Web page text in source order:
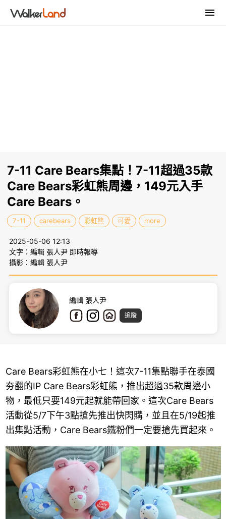
7-11 Care Bears集點！7-11超過35款
Care Bears彩虹熊周邊，149元入手
Care Bears。
7-11 carebears 彩虹熊 可愛 more
2025-05-06 12:13
文字：編輯 張人尹 即時報導
攝影：編輯 張人尹
編輯 張人尹
追蹤
Care Bears彩虹熊在小七！這次7-11集點聯手在泰國
夯翻的IP Care Bears彩虹熊，推出超過35款周邊小
物，最低只要149元起就能帶回家。這次Care Bears
活動從5/7下午3點搶先推出快閃購，並且在5/19起推
出集點活動，Care Bears鐵粉們一定要搶先買起來。